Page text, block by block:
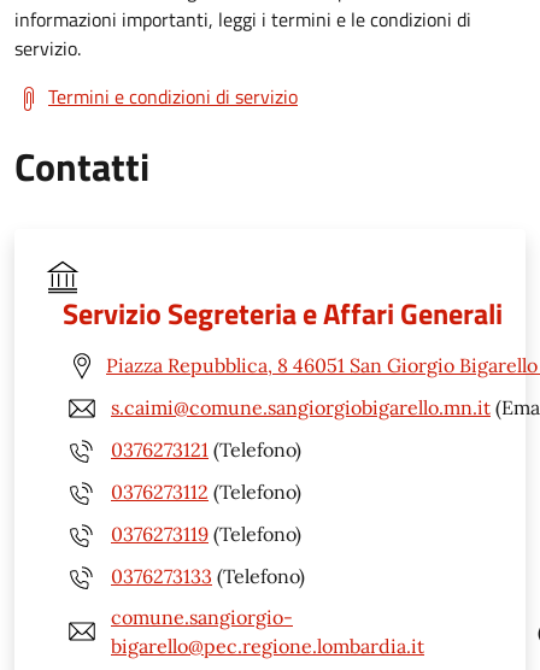
informazioni importanti, leggi i termini e le condizioni di
servizio.
Termini e condizioni di servizio
Contatti
Servizio Segreteria e Affari Generali
Piazza Repubblica, 8 46051 San Giorgio
s.caimi@comune.sangiorgiobigarello.mn.it
0376273121 (Telefono)
0376273112 (Telefono)
0376273119 (Telefono)
0376273133 (Telefono)
comune.sangiorgio-
bigarello@pec.regione.lombardia.it